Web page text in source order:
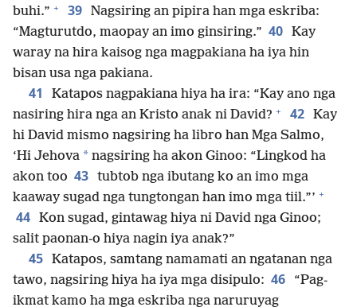
buhi.” + 39 Nagsiring an pipira han mga eskriba:
“Magturutdo, maopay an imo ginsiring.” 40 Kay
waray na hira kaisog nga magpakiana ha iya hin
bisan usa nga pakiana.
41
Katapos nagpakiana hiya ha ira: “Kay ano nga
nasiring hira nga an Kristo anak ni David? + 42 Kay
hi David mismo nagsiring ha libro han Mga Salmo,
‘Hi Jehova * nagsiring ha akon Ginoo: “Lingkod ha
akon too 43 tubtob nga ibutang ko an imo mga
kaaway sugad nga tungtongan han imo mga tiil.”’ +
44 Kon sugad, gintawag hiya ni David nga Ginoo;
salit paonan-o hiya nagin iya anak?”
45 Katapos, samtang namamati an ngatanan nga
tawo, nagsiring hiya ha iya mga disipulo: 46
“Pag-
ikmat kamo ha mga eskriba nga naruruyag